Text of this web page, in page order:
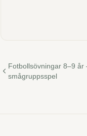
Fotbollsövningar 8–9 år
smågruppsspel